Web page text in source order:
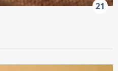
21